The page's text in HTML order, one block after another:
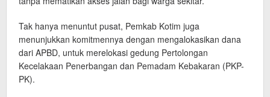
Tak hanya menuntut pusat, Pemkab Kotim juga
menunjukkan komitmennya dengan mengalokasikan dana
dari APBD, untuk merelokasi gedung Pertolongan
Kecelakaan Penerbangan dan Pemadam Kebakaran (PKP-
PK).